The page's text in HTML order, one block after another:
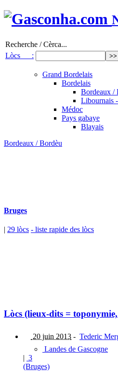
Recherche / Cèrca...
Lòcs :
Grand Bordelais
Bordelais
Bordeaux /
Libournais
Médoc
Pays gabaye
Blayais
Bordeaux / Bordèu
Bruges
| 29 lòcs - liste rapide des lòcs
Lòcs (lieux-dits =
20 juin 2013 - Tederic
Landes de Gascogne
| 3
(Bruges)